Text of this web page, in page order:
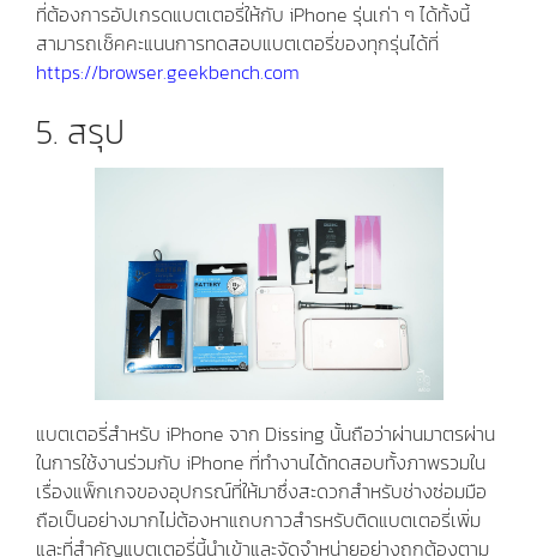
ที่ต้องการอัปเกรดแบตเตอรี่ให้กับ iPhone รุ่นเก่า ๆ ได้ทั้งนี้
สามารถเช็คคะแนนการทดสอบแบตเตอรี่ของทุกรุ่นได้ที่
https://browser.geekbench.com
5. สรุป
แบตเตอรี่สำหรับ iPhone จาก Dissing นั้นถือว่าผ่านมาตรผ่าน
ในการใช้งานร่วมกับ iPhone ที่ทำงานได้ทดสอบทั้งภาพรวมใน
เรื่องแพ็กเกจของอุปกรณ์ที่ให้มาซึ่งสะดวกสำหรับช่างซ่อมมือ
ถือเป็นอย่างมากไม่ต้องหาแถบกาวสำรหรับติดแบตเตอรี่เพิ่ม
และที่สำคัญแบตเตอรี่นี้นำเข้าและจัดจำหน่ายอย่างถูกต้องตาม